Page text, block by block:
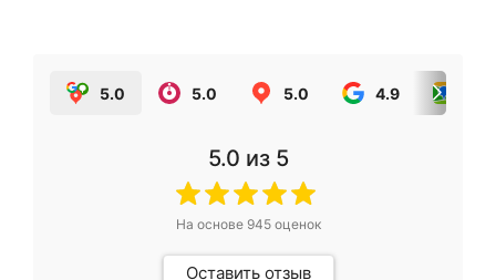
5.0 5.0 5.0 4.9
5.0 из 5
На основе 945оценок
Оставить отзыв